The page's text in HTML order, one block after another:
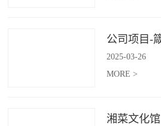
2025-03-26
MORE >